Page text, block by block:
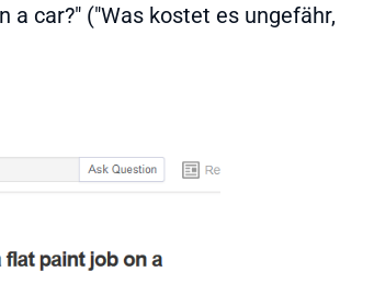
car?" ("Was kostet es ungefähr,